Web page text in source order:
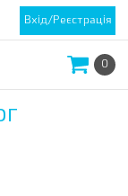
Вхід/Реєстрація
0